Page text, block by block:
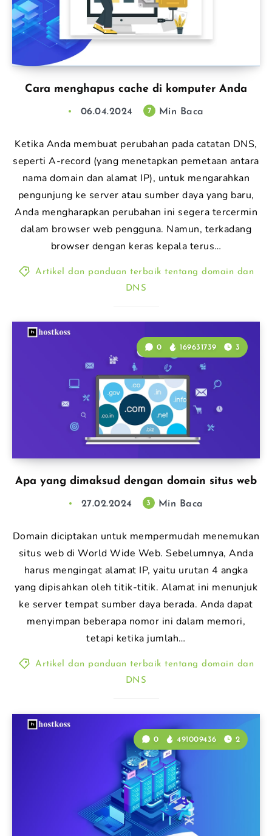
Cara menghapus cache di komputer Anda
06.04.2024 7 Min Baca
Ketika Anda membuat perubahan pada catatan DNS,
seperti A-record (yang menetapkan pemetaan antara
nama domain dan alamat IP), untuk mengarahkan
pengunjung ke server atau sumber daya yang baru,
Anda mengharapkan perubahan ini segera tercermin
dalam browser web pengguna. Namun, terkadang
browser dengan keras kepala terus…
Artikel dan panduan terbaik tentang domain dan
DNS
Apa yang dimaksud dengan domain situs web
0 169631739 3
27.02.2024 3 Min Baca
Domain diciptakan untuk mempermudah menemukan
situs web di World Wide Web. Sebelumnya, Anda
harus mengingat alamat IP, yaitu urutan 4 angka
yang dipisahkan oleh titik-titik. Alamat ini menunjuk
ke server tempat sumber daya berada. Anda dapat
menyimpan beberapa nomor ini dalam memori,
tetapi ketika jumlah…
Artikel dan panduan terbaik tentang domain dan
DNS
0 491009436 2